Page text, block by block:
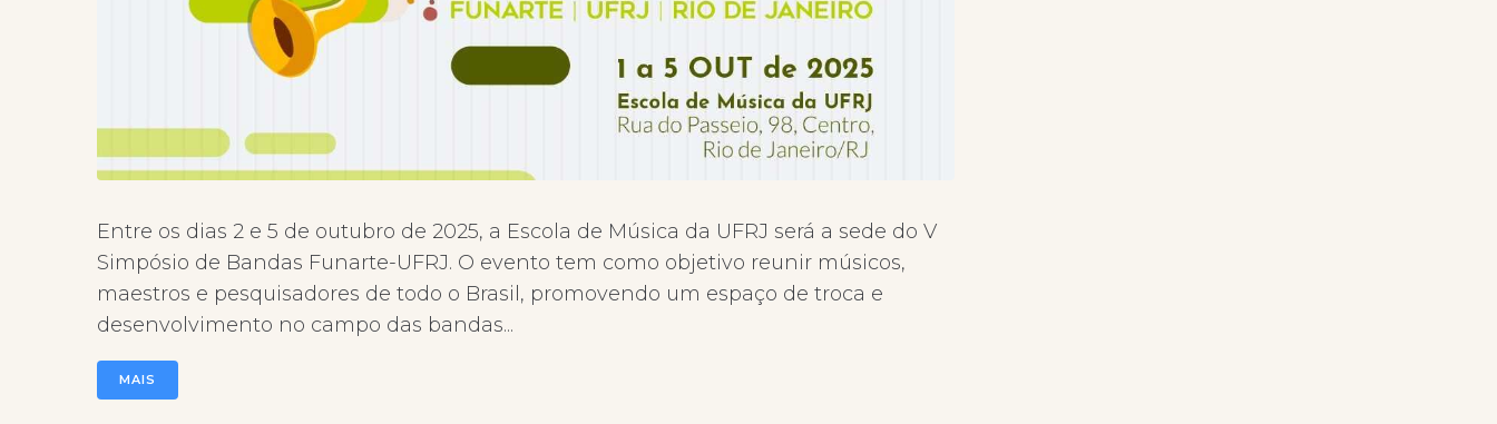
Entre os dias 2 e 5 de outubro de 2025, a Escola de Música da UFRJ será a sede do V
Simpósio de Bandas Funarte-UFRJ. O evento tem como objetivo reunir músicos,
maestros e pesquisadores de todo o Brasil, promovendo um espaço de troca e
desenvolvimento no campo das bandas...
MAIS